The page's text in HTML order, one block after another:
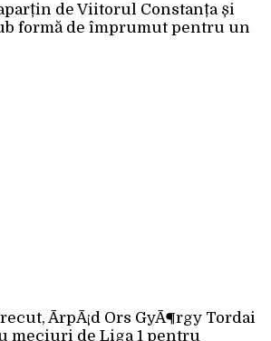
de Viitorul Constanța și
formă de împrumut pentru un
ÃrpÃ¡d Ors GyÃ¶rgy Tordai
meciuri de Liga 1 pentru